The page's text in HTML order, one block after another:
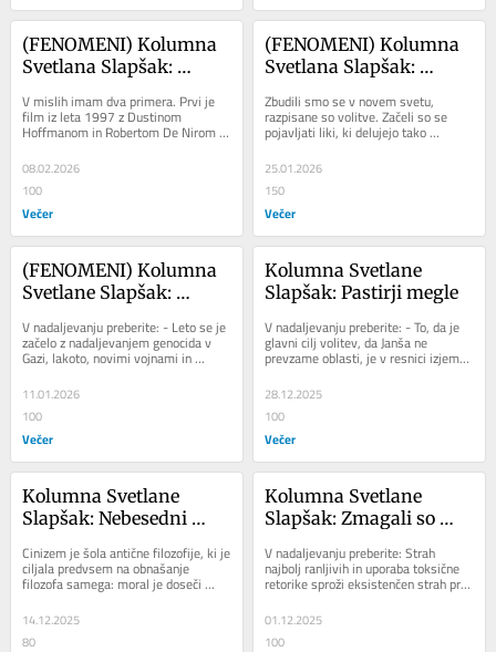
(FENOMENI) Kolumna
Svetlana Slapšak:
V mislih imam dva primera. Prvi je
film iz leta 1997 z Dustinom
Hoffmanom in Robertom De Nirom z
madžarska politična...
08.02.2026
100
Večer
(FENOMENI) Kolumna
Svetlana Slapšak:
Zbudili smo se v novem svetu,
razpisane so volitve. Začeli so se
pojavljati liki, ki delujejo tako
čudaško, da si ne moremo niti
zamisliti, da bi...
25.01.2026
150
Večer
(FENOMENI) Kolumna
Svetlane Slapšak:
V nadaljevanju preberite: - Leto se je
začelo z nadaljevanjem genocida v
Gazi, lakoto, novimi vojnami in
političnimi manipulacijami, ki
razkrivajo...
11.01.2026
100
Večer
Kolumna Svetlane
Slapšak: Pastirji megle
V nadaljevanju preberite: - To, da je
glavni cilj volitev, da Janša ne
prevzame oblasti, je v resnici izjemno
pomembno. Spomin na leta
epidemije je...
28.12.2025
100
Večer
Kolumna Svetlane
Slapšak: Nebesedni
Cinizem je šola antične filozofije, ki je
ciljala predvsem na obnašanje
filozofa samega: moral je doseči
ugodno stanje duha, kjer ni bilo
prostora...
14.12.2025
80
Kolumna Svetlane
Slapšak: Zmagali so
V nadaljevanju preberite: Strah
najbolj ranljivih in uporaba toksične
retorike sproži eksistenčen strah pri
bolnikih, invalidih in starejših. ...
01.12.2025
100